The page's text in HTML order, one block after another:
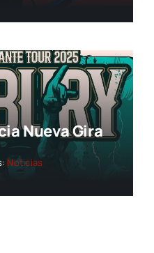
Nueva Gira
Noticias